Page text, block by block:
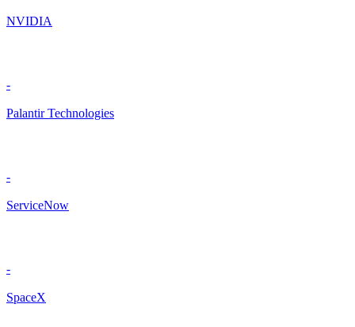
NVIDIA
-
Palantir Technologies
-
ServiceNow
-
SpaceX